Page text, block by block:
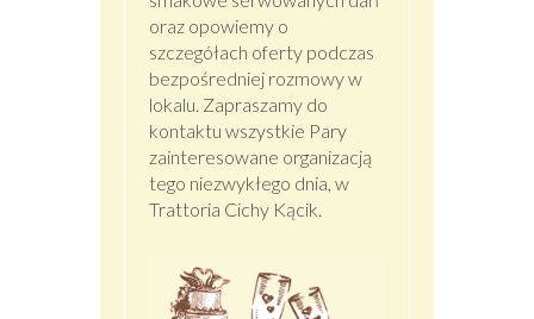
oraz opowiemy o
szczegółach oferty podczas
bezpośredniej rozmowy w
lokalu. Zapraszamy do
kontaktu wszystkie Pary
zainteresowane organizacją
tego niezwykłego dnia, w
Trattoria Cichy Kącik.